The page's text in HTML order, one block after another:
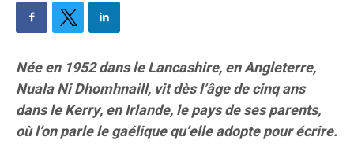
Née en 1952 dans le Lancashire, en Angleterre,
Nuala Ni Dhomhnaill, vit dès l’âge de cinq ans
dans le Kerry, en Irlande, le pays de ses parents,
où l’on parle le gaélique qu’elle adopte pour écrire.